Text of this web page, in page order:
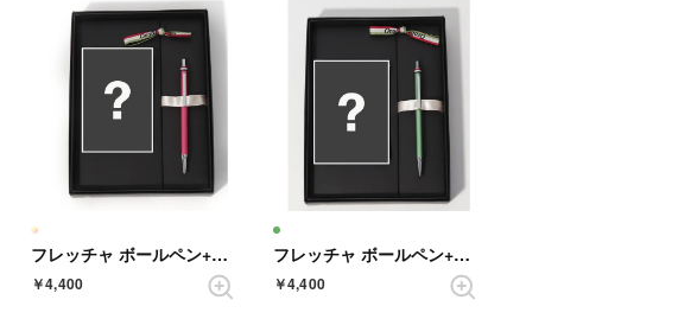
フレッチャ ボールペン+ハンドタオル ギフトセット （MAGENTA）
￥4,400
フレッチャ ボールペン+ハンドタオル ギフトセット （LIGHTGREEN）
￥4,400